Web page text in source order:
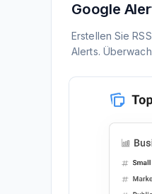
Google
Erstellen Sie
Alerts.